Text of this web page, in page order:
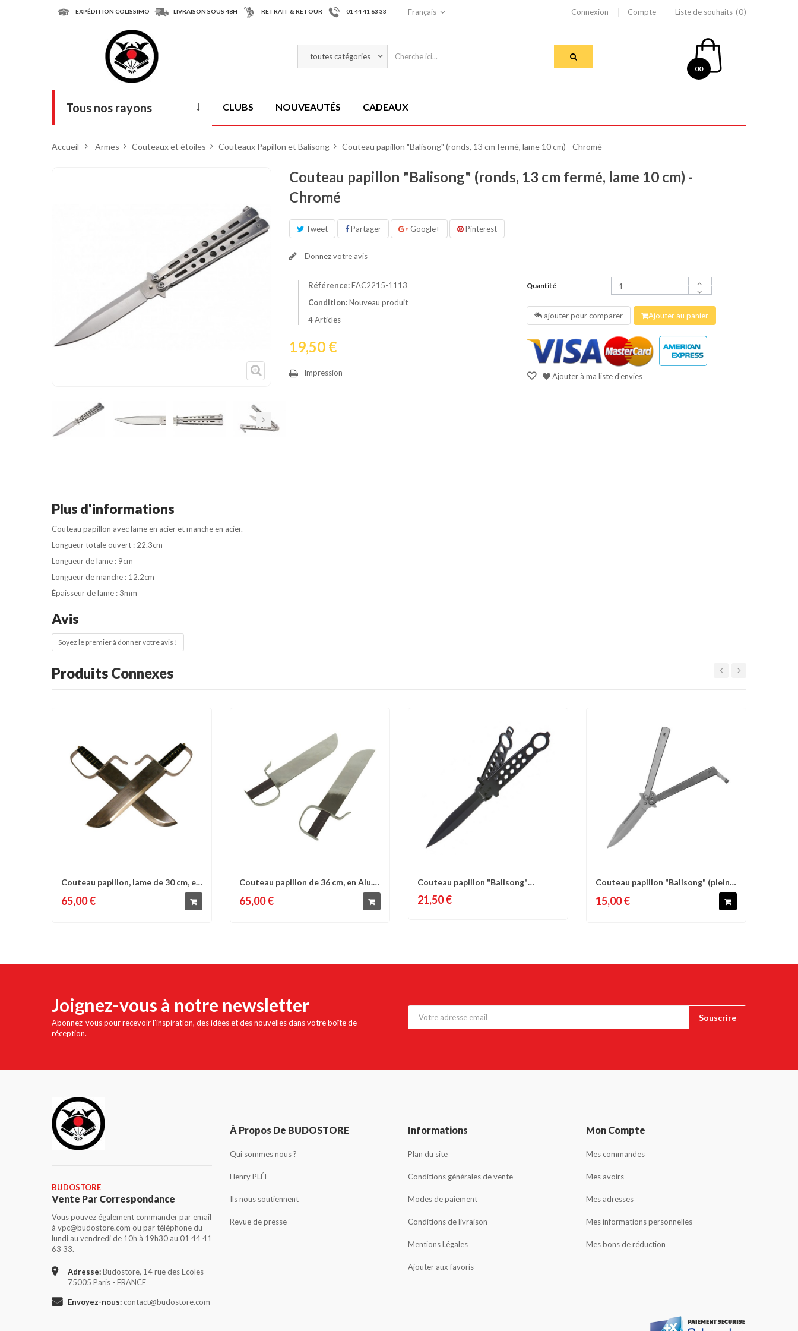
EXPÉDITION COLISSIMO LIVRAISON SOUS 48H RETRAIT & RETOUR 01 44 41 63 33 Français Connexion Compte Liste de souhaits 0
00
Tous nos rayons
Condition physique
Accessoires
Tatamis
CLUBS NOUVEAUTÉS CADEAUX
Accueil > Armes > Couteaux et étoiles > Couteaux Papillon et Balisong > Couteau papillon "Balisong" (ronds, 13 cm fermé, lame 10 cm) - Chromé
Suivant
Couteau papillon "Balisong" (ronds, 13 cm fermé, lame 10 cm) -
Chromé
Tweet Partager Google+ Pinterest
Donnez votre avis
Référence:EAC2215-1113
Condition:Nouveau produit
4Articles
19,50 €
Impression
Quantité
ajouter pour comparer Ajouter au panier
Ajouter à ma liste d'envies
Plus d'informations
Couteau papillon avec lame en acier et manche en acier.
Longueur totale ouvert : 22.3cm
Longueur de lame : 9cm
Longueur de manche : 12.2cm
Épaisseur de lame : 3mm
Avis
Soyez le premier à donner votre avis !
Produits Connexes
Comparer Liste d'envies
Couteau papillon, lame de 30 cm, en
65,00 €
Comparer Liste d'envies
Couteau papillon de 36 cm, en Alu.,
65,00 €
Comparer Liste d'envies
Couteau papillon "Balisong"
MTECH (13 cm...
21,50 €
Comparer Liste d'envies
Couteau papillon "Balisong" (plein,
15,00 €
Joignez-vous à notre newsletter
Abonnez-vous pour recevoir l'inspiration, des idées et des nouvelles dans votre boîte de
réception.
BUDOSTORE
Vente Par Correspondance
Vous pouvez également commander par email
à vpc@budostore.com ou par téléphone du
lundi au vendredi de 10h à 19h30 au 01 44 41
63 33.
Adresse:Budostore, 14 rue des Ecoles
75005 Paris - FRANCE
Envoyez-nous: contact@budostore.com
À Propos De BUDOSTORE
Qui sommes nous ?
Henry PLÉE
Ils nous soutiennent
Revue de presse
Informations
Plan du site
Conditions générales de vente
Modes de paiement
Conditions de livraison
Mentions Légales
Ajouter aux favoris
Mon Compte
Mes commandes
Mes avoirs
Mes adresses
Mes informations personnelles
Mes bons de réduction